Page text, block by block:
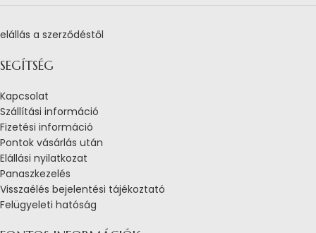
elállás a szerződéstől
SEGÍTSÉG
Kapcsolat
Szállítási információ
Fizetési információ
Pontok vásárlás után
Elállási nyilatkozat
Panaszkezelés
Visszaélés bejelentési tájékoztató
Felügyeleti hatóság